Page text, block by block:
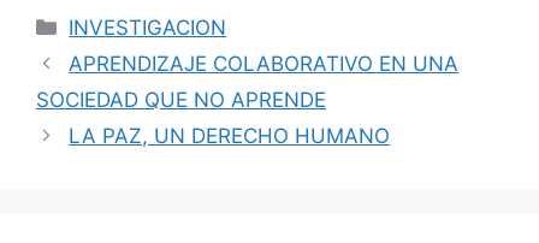
Categorías
INVESTIGACION
APRENDIZAJE COLABORATIVO EN UNA
SOCIEDAD QUE NO APRENDE
LA PAZ, UN DERECHO HUMANO